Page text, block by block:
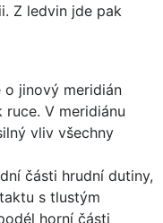
Z ledvin jde pak
o jinový meridián
V meridiánu
vliv všechny
části hrudní dutiny,
s tlustým
horní části